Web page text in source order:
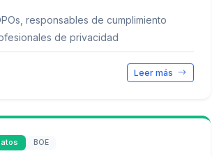
responsables de cumplimiento
de privacidad
Leer más
BOE